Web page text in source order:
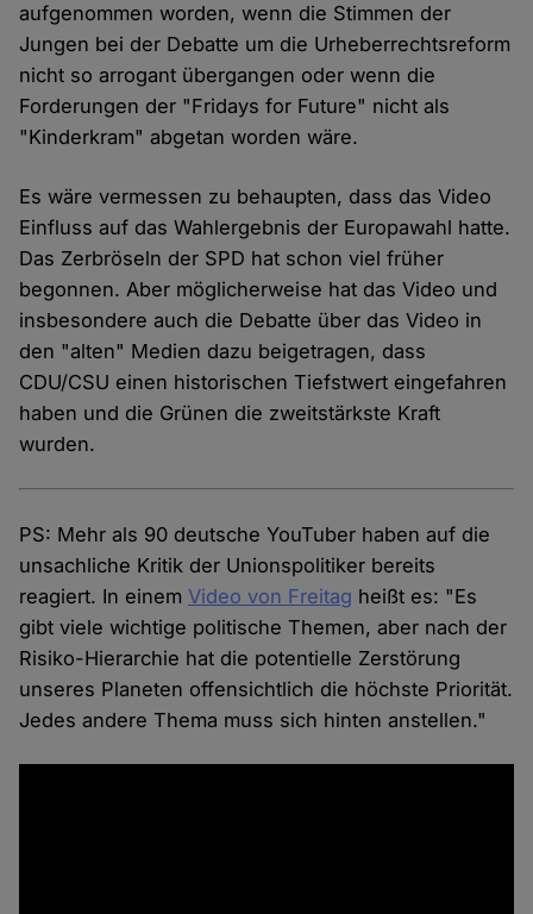
aufgenommen worden, wenn die Stimmen der
Jungen bei der Debatte um die Urheberrechtsreform
nicht so arrogant übergangen oder wenn die
Forderungen der "Fridays for Future" nicht als
"Kinderkram" abgetan worden wäre.
Es wäre vermessen zu behaupten, dass das Video
Einfluss auf das Wahlergebnis der Europawahl hatte.
Das Zerbröseln der SPD hat schon viel früher
begonnen. Aber möglicherweise hat das Video und
insbesondere auch die Debatte über das Video in
den "alten" Medien dazu beigetragen, dass
CDU/CSU einen historischen Tiefstwert eingefahren
haben und die Grünen die zweitstärkste Kraft
wurden.
PS: Mehr als 90 deutsche YouTuber haben auf die
unsachliche Kritik der Unionspolitiker bereits
reagiert. In einemVideo von Freitag heißt es: "Es
gibt viele wichtige politische Themen, aber nach der
Risiko-Hierarchie hat die potentielle Zerstörung
unseres Planeten offensichtlich die höchste Priorität.
Jedes andere Thema muss sich hinten anstellen."